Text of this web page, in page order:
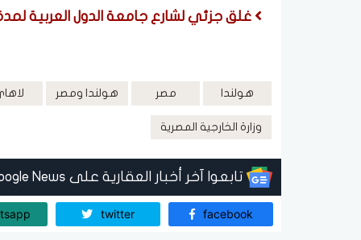
غلق جزئي لشارع جامعة الدول العربية لمدة ٣
هولندا مصر هولندا ومصر
وزارة الخارجية المصرية
تابعوا آخر أخبار العقارية على Google News
facebook
twitter